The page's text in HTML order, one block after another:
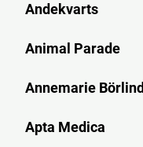
Andekvarts
Animal Parade
Annemarie Börlind
Apta Medica